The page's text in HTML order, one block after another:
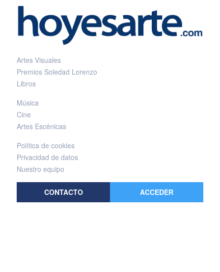
Artes Visuales
Premios Soledad Lorenzo
Libros
Música
Cine
Artes Escénicas
Política de cookies
Privacidad de datos
Nuestro equipo
CONTACTO ACCEDER